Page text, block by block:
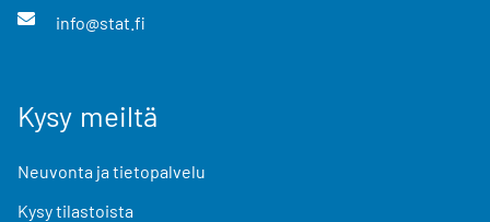
info@stat.fi
Kysy meiltä
Neuvonta ja tietopalvelu
Kysy tilastoista